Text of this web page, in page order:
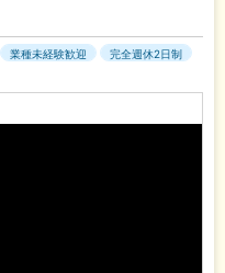
業種未経験歓迎 完全週休2日制